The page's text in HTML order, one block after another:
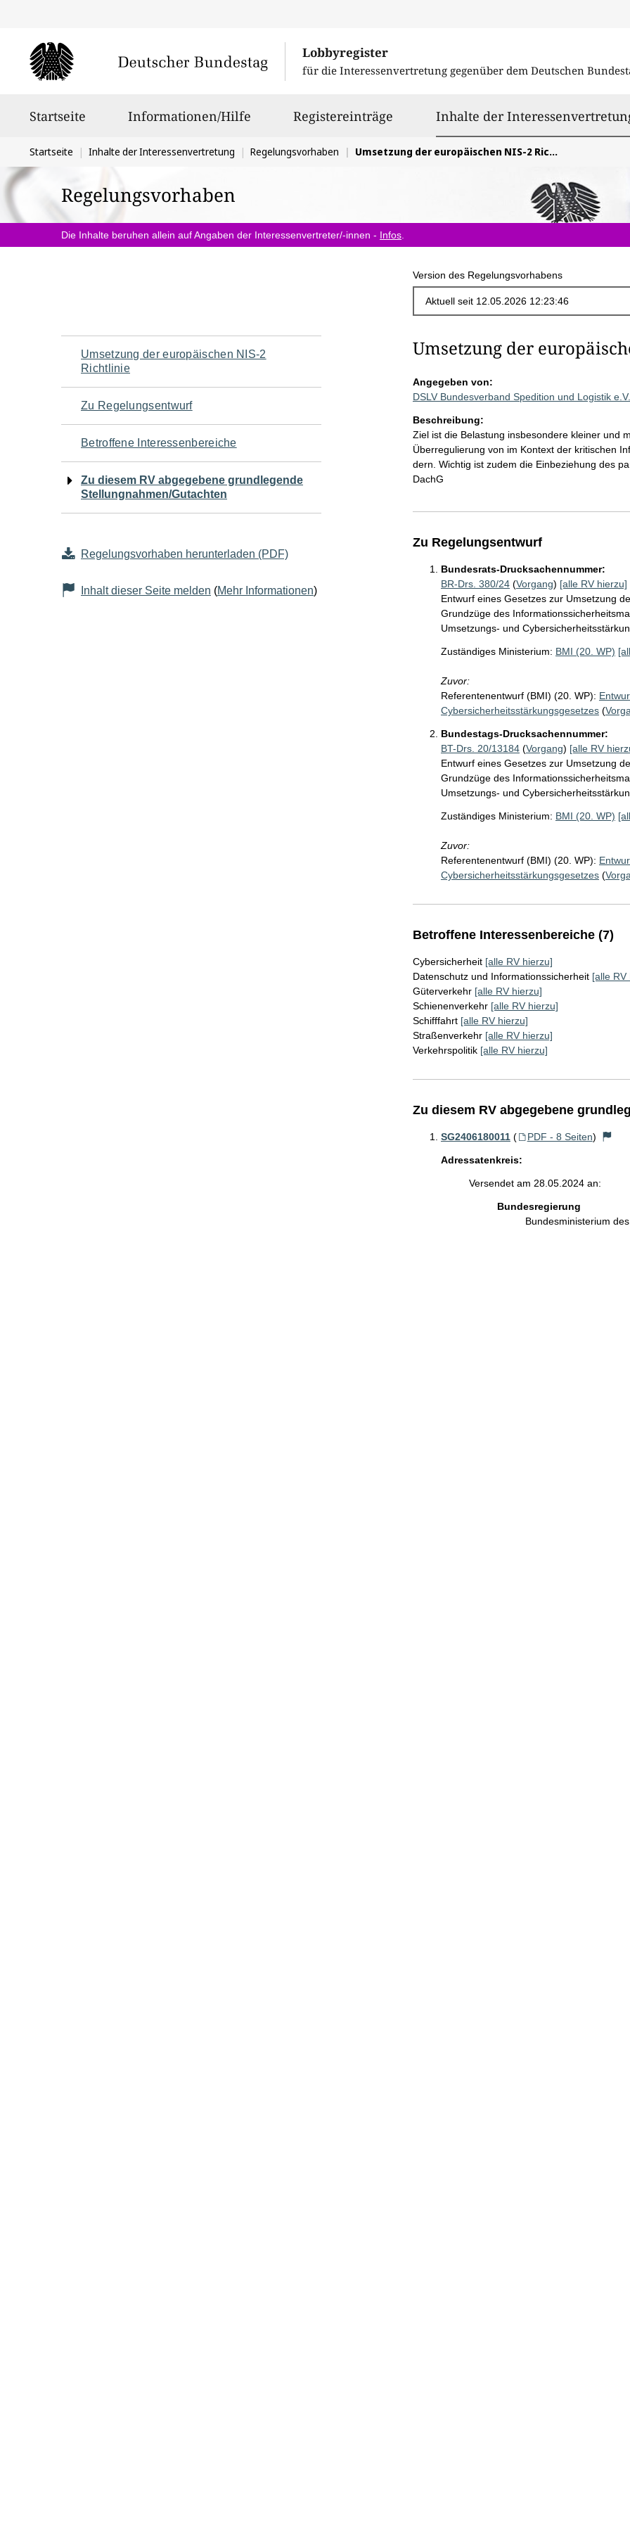
Lobbyregister
für die Interessenvertretung gegenüber dem Deutschen
Startseite Informationen/Hilfe Registereinträge Inhalte der
Sie
befinden
sich
hier:
Startseite Inhalte der Interessenvertretung Regelungsvorhaben Umsetzung der europäischen NIS-2 Richtlinie
Regelungsvorhaben
Die Inhalte beruhen allein auf Angaben der Interessenvertreter/-innen - Infos
Version des Regelungsvorhabens
Navigation
für
den
Seiteninhalt
Umsetzung der europäischen NIS-2
Richtlinie
Zu Regelungsentwurf
Betroffene Interessenbereiche
Zu diesem RV abgegebene grundlegende
Stellungnahmen/Gutachten
Regelungsvorhaben herunterladen (PDF)
Inhalt dieser Seite melden (Mehr Informationen)
Umsetzung der
Angegeben von:
DSLV Bundesverband Spedition und Logistik
Beschreibung:
Ziel ist die Belastung insbesondere kleiner und
Überregulierung von im Kontext der kritischen
dern. Wichtig ist zudem die Einbeziehung des
DachG
Zu Regelungsentwurf
Bundesrats-Drucksachennummer:
BR-Drs. 380/24(Vorgang) [alle RV hierzu]
Entwurf eines Gesetzes zur Umsetzung
Grundzüge des
Umsetzungs- und
Zuständiges Ministerium: BMI (20. WP)
Zuvor:
Referentenentwurf (BMI) (20. WP):
Cybersicherheitsstärkungsgesetzes(
Bundestags-Drucksachennummer:
BT-Drs. 20/13184(Vorgang) [alle RV
Entwurf eines Gesetzes zur Umsetzung
Grundzüge des
Umsetzungs- und
Zuständiges Ministerium: BMI (20. WP)
Zuvor:
Referentenentwurf (BMI) (20. WP):
Cybersicherheitsstärkungsgesetzes(
Betroffene Interessenbereiche (7)
Cybersicherheit [alle RV hierzu]
Datenschutz und Informationssicherheit [alle RV
Güterverkehr [alle RV hierzu]
Schienenverkehr [alle RV hierzu]
Schifffahrt [alle RV hierzu]
Straßenverkehr [alle RV hierzu]
Verkehrspolitik [alle RV hierzu]
Zu diesem RV abgegebene
SG2406180011 ( PDF - 8 Seiten)
Adressatenkreis:
Versendet am 28.05.2024 an:
Bundesregierung
Bundesministerium